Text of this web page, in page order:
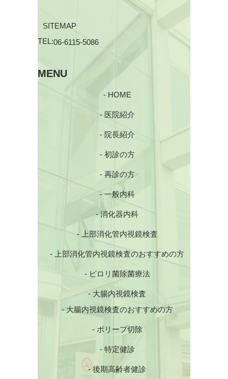
SITEMAP
TEL:06-6115-5086
MENU
- HOME
- 医院紹介
- 院長紹介
- 初診の方
- 再診の方
- 一般内科
- 消化器内科
- 上部消化管内視鏡検査
- 上部消化管内視鏡検査のおすすめの方
- ピロリ菌除菌療法
- 大腸内視鏡検査
- 大腸内視鏡検査のおすすめの方
- ポリープ切除
- 特定健診
- 後期高齢者健診